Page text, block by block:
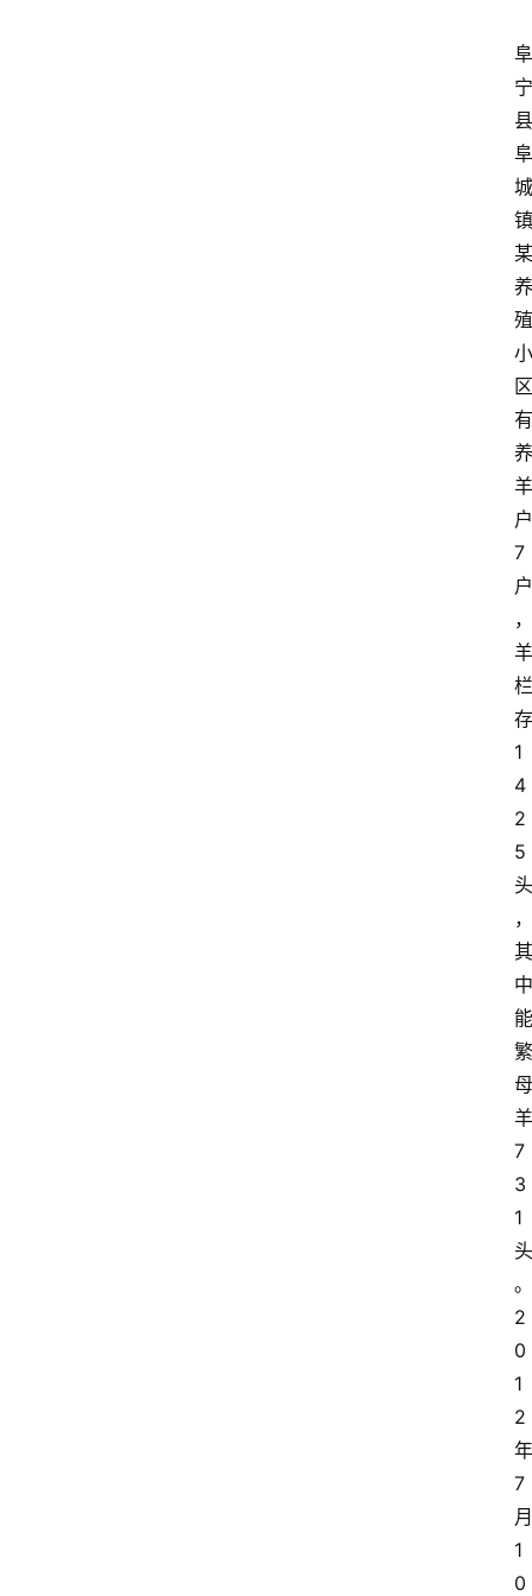
阜
宁
县
阜
城
镇
某
养
殖
小
区
有
养
羊
户
7
户
，
羊
栏
存
1
4
2
5
头
，
其
中
能
繁
母
羊
7
3
1
头
。
2
0
1
2
年
7
月
1
0